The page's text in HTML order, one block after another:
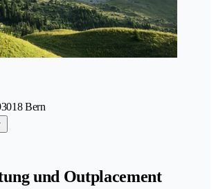
3018 Bern
und Outplacement